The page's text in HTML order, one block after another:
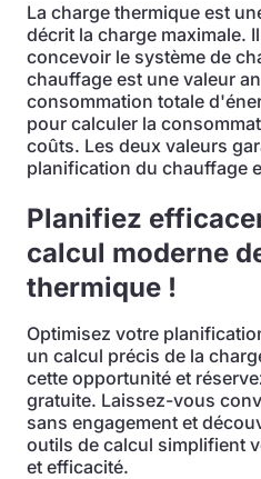
La charge thermique est
décrit la charge maximale.
concevoir le système de
chauffage est une valeur
consommation totale
pour calculer la
coûts. Les deux valeurs
planification du chauffage
Planifiez
calcul moderne
thermique !
Optimisez votre
un calcul précis de la
cette opportunité et
gratuite. Laissez-vous
sans engagement et
outils de calcul simplifient
et efficacité.